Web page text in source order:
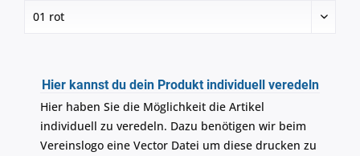
Hier kannst du dein Produkt individuell veredeln
Hier haben Sie die Möglichkeit die Artikel
individuell zu veredeln. Dazu benötigen wir beim
Vereinslogo eine Vector Datei um diese drucken zu